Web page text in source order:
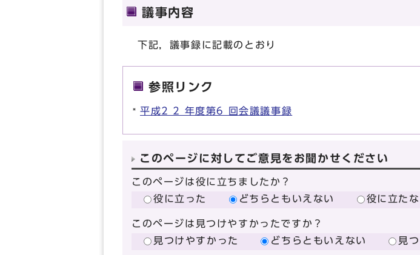
議事内容
下記，議事録に記載のとおり
参照リンク
平成2 2 年度第6 回会議議事録
このページに対してご意見をお聞かせください
このページは役に立ちましたか？
役に立った
どちらともいえない 役に立た
このページは見つけやすかったですか？
見つけやすかった
どちらともいえない 見